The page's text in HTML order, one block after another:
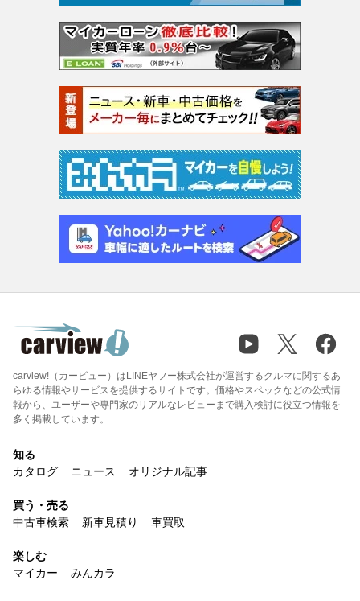
carview!（カービュー）はLINEヤフー株式会社が運営するクルマに関するあ
らゆる情報やサービスを提供するサイトです。価格やスペックなどの公式情
報から、ユーザーや専門家のリアルなレビューまで購入検討に役立つ情報を
多く掲載しています。
知る
カタログ
ニュース オリジナル記事
買う・売る
中古車検索
新車見積り 車買取
楽しむ
マイカー
みんカラ